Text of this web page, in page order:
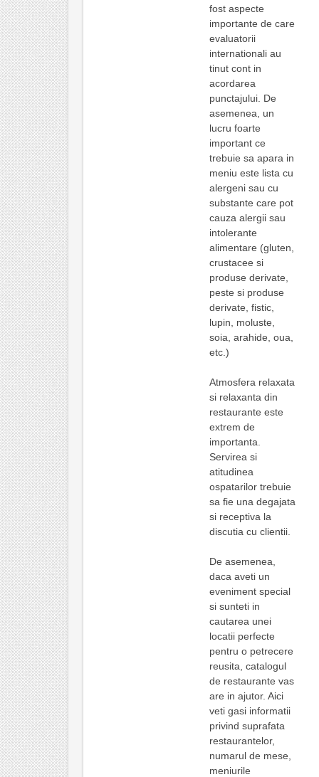
fost aspecte
importante de care
evaluatorii
internationali au
tinut cont in
acordarea
punctajului. De
asemenea, un
lucru foarte
important ce
trebuie sa apara in
meniu este lista cu
alergeni sau cu
substante care pot
cauza alergii sau
intolerante
alimentare (gluten,
crustacee si
produse derivate,
peste si produse
derivate, fistic,
lupin, moluste,
soia, arahide, oua,
etc.)
Atmosfera relaxata
si relaxanta din
restaurante este
extrem de
importanta.
Servirea si
atitudinea
ospatarilor trebuie
sa fie una degajata
si receptiva la
discutia cu clientii.
De asemenea,
daca aveti un
eveniment special
si sunteti in
cautarea unei
locatii perfecte
pentru o petrecere
reusita, catalogul
de restaurante vas
are in ajutor. Aici
veti gasi informatii
privind suprafata
restaurantelor,
numarul de mese,
meniurile